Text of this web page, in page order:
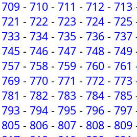
709 - 710 - 711 - 712 - 713
721 - 722 - 723 - 724 - 725
733 - 734 - 735 - 736 - 737
745 - 746 - 747 - 748 - 749
757 - 758 - 759 - 760 - 761
769 - 770 - 771 - 772 - 773
781 - 782 - 783 - 784 - 785
793 - 794 - 795 - 796 - 797
805 - 806 - 807 - 808 - 809